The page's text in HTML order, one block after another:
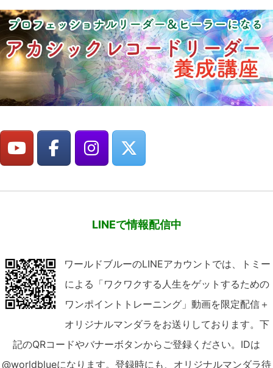
LINEで情報配信中
ワールドブルーのLINEアカウントでは、トミー
による「ワクワクする人生をゲットするための
ワンポイントトレーニング」動画を限定配信＋
オリジナルマンダラをお送りしております。下
記のQRコードやバナーボタンからご登録ください。IDは
@worldblueになります。登録時にも、オリジナルマンダラ待